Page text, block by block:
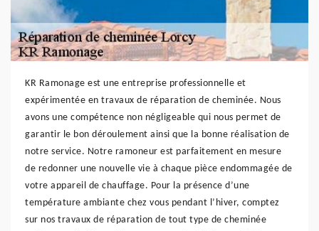
KR Ramonage est une entreprise professionnelle et
expérimentée en travaux de réparation de cheminée. Nous
avons une compétence non négligeable qui nous permet de
garantir le bon déroulement ainsi que la bonne réalisation de
notre service. Notre ramoneur est parfaitement en mesure
de redonner une nouvelle vie à chaque pièce endommagée de
votre appareil de chauffage. Pour la présence d’une
température ambiante chez vous pendant l’hiver, comptez
sur nos travaux de réparation de tout type de cheminée